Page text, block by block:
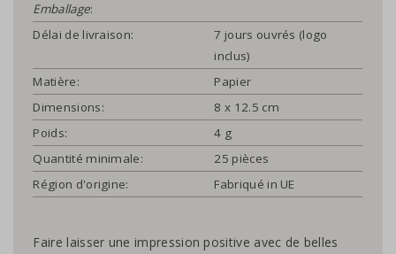
Emballage:
Délai de livraison:
7 jours ouvrés (logo
inclus)
Matière:
Papier
Dimensions:
8 x 12.5 cm
Poids:
4 g
Quantité minimale:
25 pièces
Région d'origine:
Fabriqué in UE
Faire laisser une impression positive avec de belles